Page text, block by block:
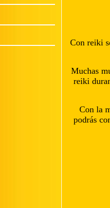
Con reiki
Muchas
reiki
Con la
podrás